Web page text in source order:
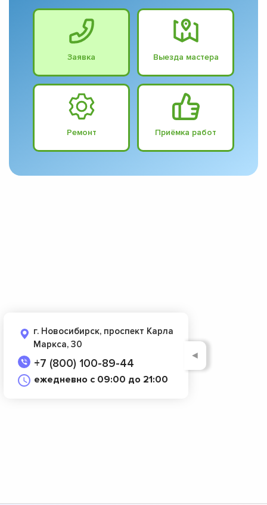
Заявка Выезда мастера
Ремонт Приёмка работ
г. Новосибирск, проспект Карла
Маркса, 30
+7 (800) 100-89-44
ежедневно с 09:00 до 21:00
◄